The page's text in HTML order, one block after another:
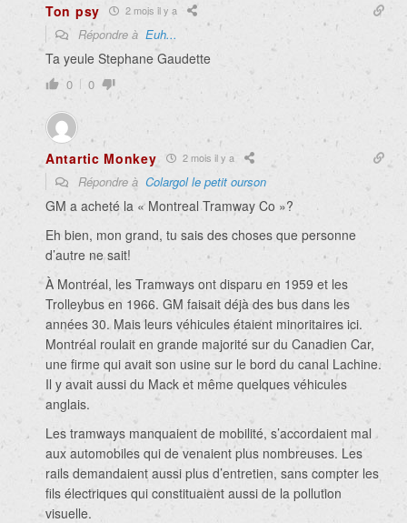
Ton psy 2 mois il y a
Répondre à Euh...
Ta yeule Stephane Gaudette
0 0
Antartic Monkey 2 mois il y a
Répondre à Colargol le petit ourson
GM a acheté la « Montreal Tramway Co »?
Eh bien, mon grand, tu sais des choses que personne
d’autre ne sait!
À Montréal, les Tramways ont disparu en 1959 et les
Trolleybus en 1966. GM faisait déjà des bus dans les
années 30. Mais leurs véhicules étaient minoritaires ici.
Montréal roulait en grande majorité sur du Canadien Car,
une firme qui avait son usine sur le bord du canal Lachine.
Il y avait aussi du Mack et même quelques véhicules
anglais.
Les tramways manquaient de mobilité, s’accordaient mal
aux automobiles qui de venaient plus nombreuses. Les
rails demandaient aussi plus d’entretien, sans compter les
fils électriques qui constituaient aussi de la pollution
visuelle.